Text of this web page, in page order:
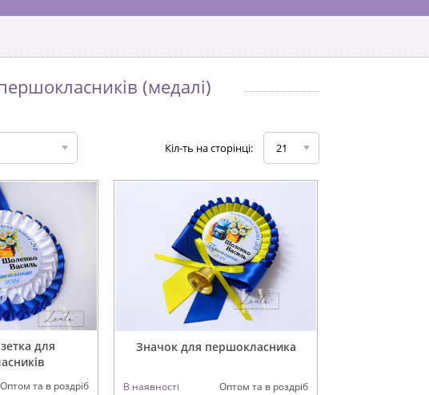
(медалі)
Кіл-ть на сторінці: 21
для
Оптом та в роздріб
Значок для першокласника
В наявності Оптом та в роздріб